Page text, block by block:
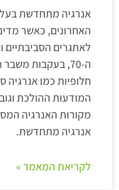
אנרגיה מתחדשת
האחרונים, כאשר
לאתגרים
ה-70, בעקבות
חלופיות כמו אנרגיה
המודעות ההולכת
מקורות האנרגיה
אנרגיה מתחדשת.
לקריאת המאמר »